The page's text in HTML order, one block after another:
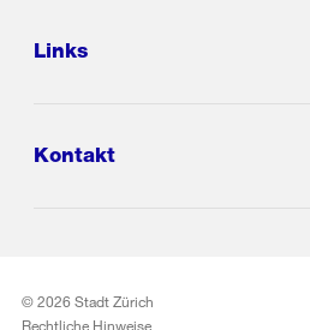
Links
Kontakt
© 2026 Stadt Zürich
Rechtliche Hinweise